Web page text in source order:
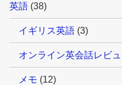
英語 (38)
イギリス英語 (3)
オンライン英会話レビ
メモ (12)